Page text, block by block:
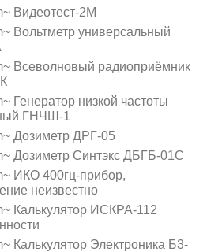
Видеотест-2М
Вольтметр универсальный
Всеволновый радиоприёмник
Генератор низкой частоты
ГНЧШ-1
Дозиметр ДРГ-05
Дозиметр Синтэкс ДБГБ-01С
ИКО 400гц-прибор,
неизвестно
Калькулятор ИСКРА-112
Калькулятор Электроника Б3-